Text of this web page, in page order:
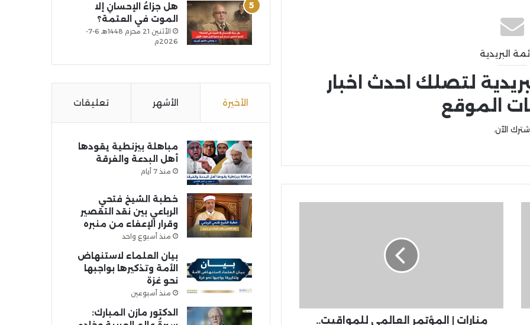
البريدية
لتصلك احدث اخبار
الموقع
اشترك الآن.
منارات | المؤتمر العالمي للمواقيت..
هل جزاءُ الإحسانِ إلا
الموت في العتمة؟
الأثنين 21 محرم 1448هـ 6-7-
2026م
الأخيرة الأشهر تعليقات
مباهلة بيزنطية يقودها
أهل البدعة والفرقة
منذ 7 أيام
خطبة الشيخ فتحي
الرباعي بين نقد التقصير
وقرار الإعفاء من منبره
منذ أسبوع واحد
بيان العلماء لاستنهاض
الأمة وتذكيرها بواجبها
نحو غزة
منذ أسبوعين
الدكتور مازن المبارك: